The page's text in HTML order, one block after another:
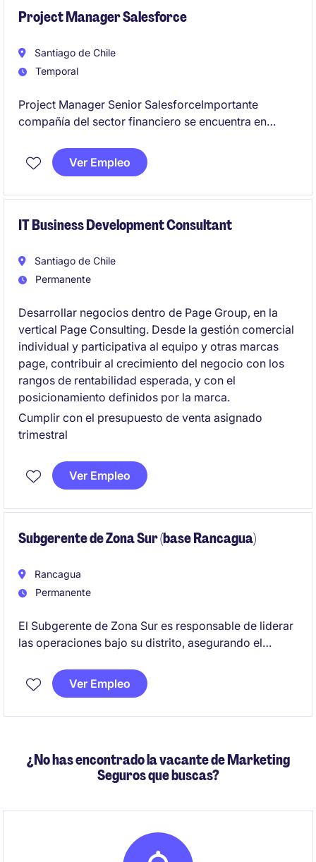
Project Manager Salesforce
Santiago de Chile
Temporal
Project Manager Senior SalesforceImportante
compañía del sector financiero se encuentra en
liderar un proyecto estratégico de implementación
de Salesforce CRM.
implementación de Salesforce, asegurando el
coordinando equipos internos, áreas de negocio y
proveedores tecnológicos.
Ver Empleo
IT Business Development Consultant
Santiago de Chile
Permanente
Desarrollar negocios dentro de Page Group, en la
vertical Page Consulting. Desde la gestión comercial
individual y participativa al equipo y otras marcas
page, contribuir al crecimiento del negocio con los
rangos de rentabilidad esperada, y con el
posicionamiento definidos por la marca.
Cumplir con el presupuesto de venta asignado
trimestral
Ver Empleo
Subgerente de Zona Sur (base Rancagua)
Rancagua
Permanente
El Subgerente de Zona Sur es responsable de liderar
las operaciones bajo su distrito, asegurando el
Se busca un perfil con experiencia en minería
subterránea.
Ver Empleo
¿No has encontrado la vacante de Marketing
Seguros que buscas?